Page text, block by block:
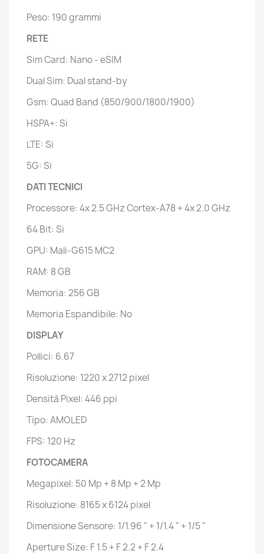
Peso: 190 grammi
RETE
Sim Card: Nano - eSIM
Dual Sim: Dual stand-by
Gsm: Quad Band (850/900/1800/1900)
HSPA+: Si
LTE: Si
5G: Si
DATI TECNICI
Processore: 4x 2.5 GHz Cortex-A78 + 4x 2.0 GHz
64 Bit: Si
GPU: Mali-G615 MC2
RAM: 8 GB
Memoria: 256 GB
Memoria Espandibile: No
DISPLAY
Pollici: 6.67
Risoluzione: 1220 x 2712 pixel
Densità Pixel: 446 ppi
Tipo: AMOLED
FPS: 120 Hz
FOTOCAMERA
Megapixel: 50 Mp + 8 Mp + 2 Mp
Risoluzione: 8165 x 6124 pixel
Dimensione Sensore: 1/1.96 " + 1/1.4 " + 1/5 "
Aperture Size: F 1.5 + F 2.2 + F 2.4